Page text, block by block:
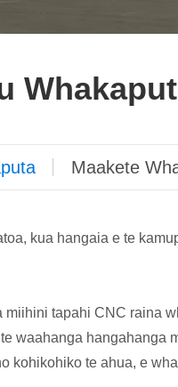
Maakete
kua hangaia e te
tapahi CNC raina
waahanga
te ahua, e